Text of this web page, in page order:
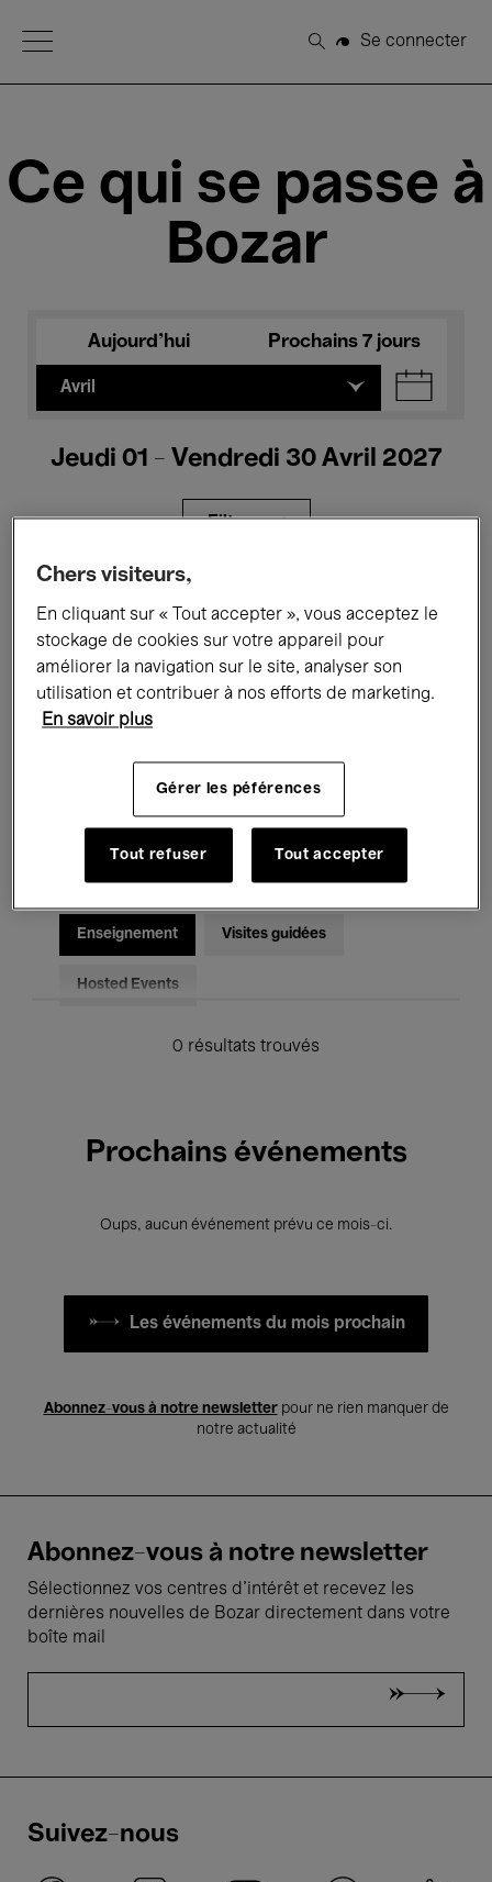
Open Menu
Rechercher
Se connecter
Ce qui se passe à
Bozar
Aujourd'hui Prochains 7 jours
Avril
Jeudi 01 - Vendredi 30 Avril 2027
Filtres
Expositions Films Performances
Rencontres & Débats Jazz
Musique électronique
Pour tous Kids’ Palace
Enseignement Visites guidées
Hosted Events
0 résultats trouvés
Prochains événements
Oups, aucun événement prévu ce mois-ci.
Les événements du mois prochain
Abonnez-vous à notre newsletterpour ne rien manquer de
notre actualité
Abonnez-vous à notre newsletter
Sélectionnez vos centres d'intérêt et recevez les
dernières nouvelles de Bozar directement dans votre
boîte mail
Suivez-nous
Chers visiteurs,
En cliquant sur « Tout accepter », vous acceptez le
stockage de cookies sur votre appareil pour
améliorer la navigation sur le site, analyser son
utilisation et contribuer à nos efforts de marketing.
En savoir plus
Gérer les péférences
Tout refuser Tout accepter